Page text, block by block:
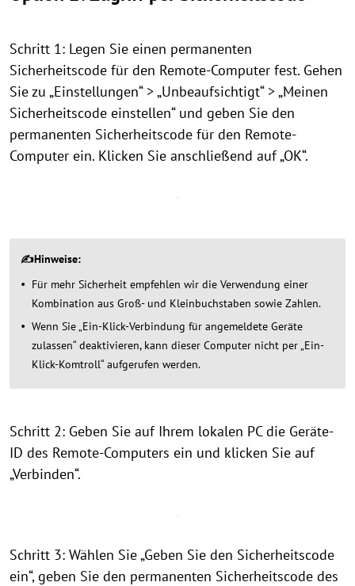
Schritt 1: Legen Sie einen permanenten
Sicherheitscode für den Remote-Computer fest. Gehen
Sie zu „Einstellungen“ > „Unbeaufsichtigt“ > „Meinen
Sicherheitscode einstellen“ und geben Sie den
permanenten Sicherheitscode für den Remote-
Computer ein. Klicken Sie anschließend auf „OK“.
✍Hinweise:
Für mehr Sicherheit empfehlen wir die Verwendung einer
Kombination aus Groß- und Kleinbuchstaben sowie Zahlen.
Wenn Sie „Ein-Klick-Verbindung für angemeldete Geräte
zulassen“ deaktivieren, kann dieser Computer nicht per „Ein-
Klick-Komtroll“ aufgerufen werden.
Schritt 2: Geben Sie auf Ihrem lokalen PC die Geräte-
ID des Remote-Computers ein und klicken Sie auf
„Verbinden“.
Schritt 3: Wählen Sie „Geben Sie den Sicherheitscode
ein“, geben Sie den permanenten Sicherheitscode des